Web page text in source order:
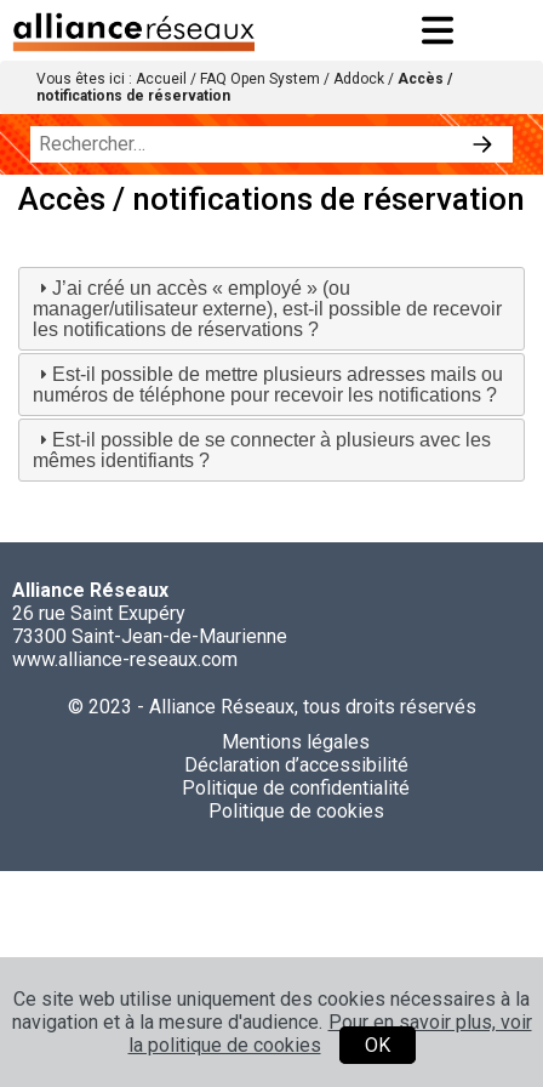
Vous êtes ici : Accueil / FAQ Open System / Addock / Accès /
notifications de réservation
Accès / notifications de réservation
J’ai créé un accès « employé » (ou
manager/utilisateur externe), est-il possible de recevoir
les notifications de réservations ?
Est-il possible de mettre plusieurs adresses mails ou
numéros de téléphone pour recevoir les notifications ?
Est-il possible de se connecter à plusieurs avec les
mêmes identifiants ?
Alliance Réseaux
26 rue Saint Exupéry
73300 Saint-Jean-de-Maurienne
www.alliance-reseaux.com
© 2023 - Alliance Réseaux, tous droits réservés
Mentions légales
Déclaration d’accessibilité
Politique de confidentialité
Politique de cookies
Ce site web utilise uniquement des cookies nécessaires à la
navigation et à la mesure d'audience. Pour en savoir plus, voir
la politique de cookies
OK